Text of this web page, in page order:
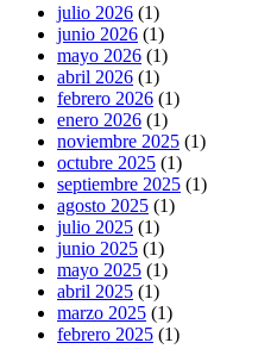
julio 2026 (1)
junio 2026 (1)
mayo 2026 (1)
abril 2026 (1)
febrero 2026 (1)
enero 2026 (1)
noviembre 2025 (1)
octubre 2025 (1)
septiembre 2025 (1)
agosto 2025 (1)
julio 2025 (1)
junio 2025 (1)
mayo 2025 (1)
abril 2025 (1)
marzo 2025 (1)
febrero 2025 (1)